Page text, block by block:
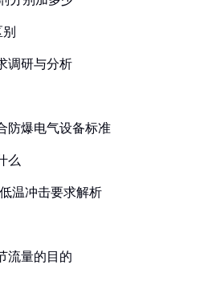
调研与分析
防爆电气设备标准
么
温冲击要求解析
流量的目的